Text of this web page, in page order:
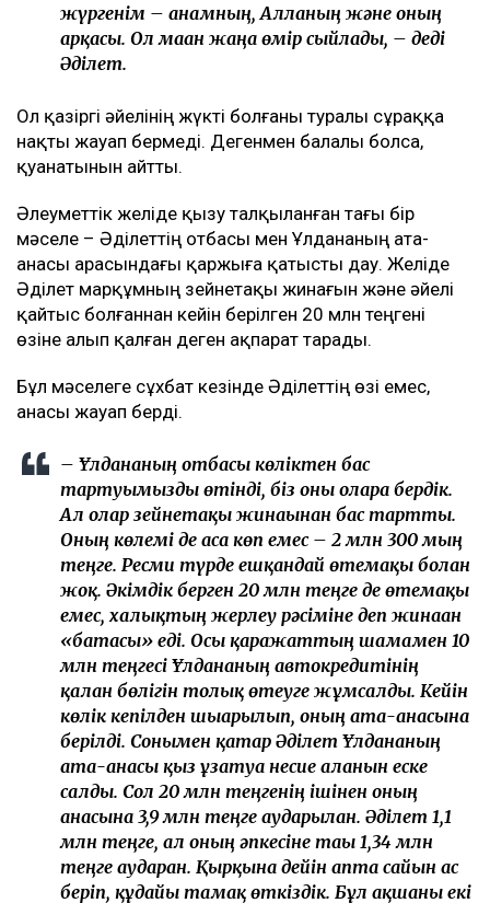
жүргенім – анамның, Алланың және оның
арқасы. Ол маған жаңа өмір сыйлады, – деді
Әділет.
Ол қазіргі әйелінің жүкті болғаны туралы сұраққа
нақты жауап бермеді. Дегенмен балалы болса,
қуанатынын айтты.
Әлеуметтік желіде қызу талқыланған тағы бір
мәселе – Әділеттің отбасы мен Ұлдананың ата-
анасы арасындағы қаржыға қатысты дау. Желіде
Әділет марқұмның зейнетақы жинағын және әйелі
қайтыс болғаннан кейін берілген 20 млн теңгені
өзіне алып қалған деген ақпарат тарады.
Бұл мәселеге сұхбат кезінде Әділеттің өзі емес,
анасы жауап берді.
– Ұлдананың отбасы көліктен бас
тартуымызды өтінді, біз оны оларға бердік.
Ал олар зейнетақы жинағынан бас тартты.
Оның көлемі де аса көп емес – 2 млн 300 мың
теңге. Ресми түрде ешқандай өтемақы болған
жоқ. Әкімдік берген 20 млн теңге де өтемақы
емес, халықтың жерлеу рәсіміне деп жинаған
«батасы» еді. Осы қаражаттың шамамен 10
млн теңгесі Ұлдананың автокредитінің
қалған бөлігін толық өтеуге жұмсалды. Кейін
көлік кепілден шығарылып, оның ата-анасына
берілді. Сонымен қатар Әділет Ұлдананың
ата-анасы қыз ұзатуға несие алғанын еске
салды. Сол 20 млн теңгенің ішінен оның
анасына 3,9 млн теңге аударылған. Әділет 1,1
млн теңге, ал оның әпкесіне тағы 1,34 млн
теңге аударған. Қырқына дейін апта сайын ас
беріп, құдайы тамақ өткіздік. Бұл ақшаны екі